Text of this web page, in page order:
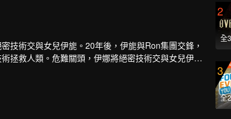
技術交與女兒伊旎。20年後，伊旎與Ron集團交鋒，
拯救人類。危難關頭，伊娜將絕密技術交與女兒伊
役人類，學者伊娜研究出“火翼”技術拯救人類。
2
全
3
全